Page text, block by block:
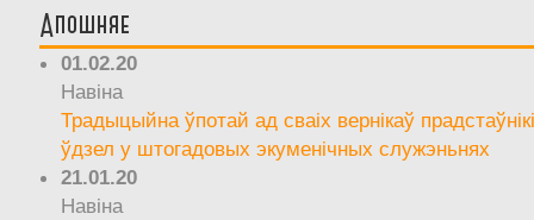
Апошняе
01.02.20
Навіна
Традыцыйна ўпотай ад сваіх вернікаў
ўдзел у штогадовых экуменічных служэньнях
21.01.20
Навіна